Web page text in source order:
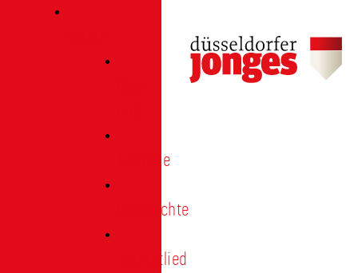
Termine
Geschichte
Heimatlied